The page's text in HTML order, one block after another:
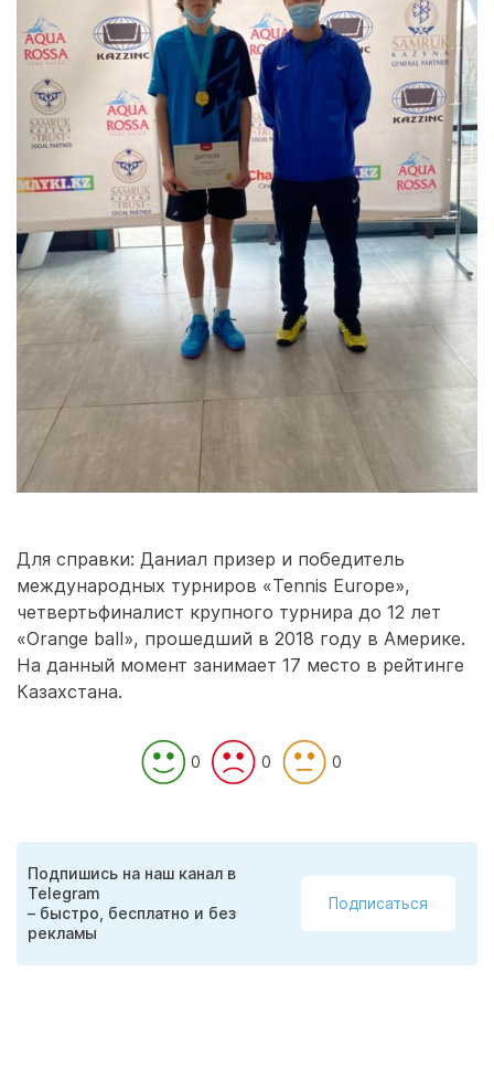
Для справки: Даниал призер и победитель
международных турниров «Tennis Europe»,
четвертьфиналист крупного турнира до 12 лет
«Оrange ball», прошедший в 2018 году в Америке.
На данный момент занимает 17 место в рейтинге
Казахстана.
0 0 0
Подпишись на наш канал в
Telegram
– быстро, бесплатно и без
рекламы
Подписаться